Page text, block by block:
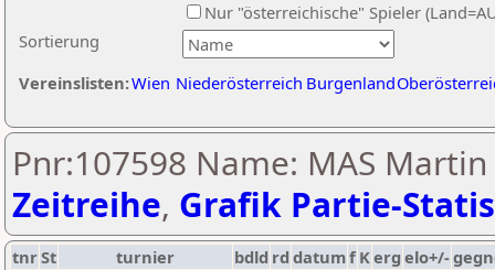
Sortierung
Nur "österreichische" Spieler
Vereinslisten:Wien Niederösterreich Burgenland
Pnr:107598 Name: MAS
Zeitreihe, Grafik Partie-
tnrSt turnier bdld rd datumf Kerg elo+/-